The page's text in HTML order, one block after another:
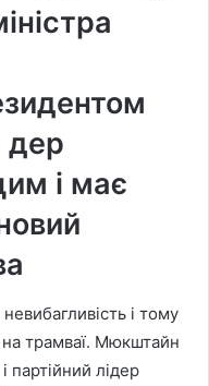
дер
і має
і тому
на трамваї. Мюкштайн
партійний лідер